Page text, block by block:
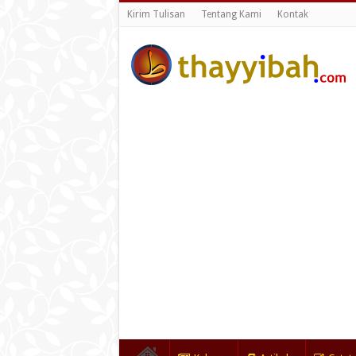
Kirim Tulisan Tentang Kami Kontak